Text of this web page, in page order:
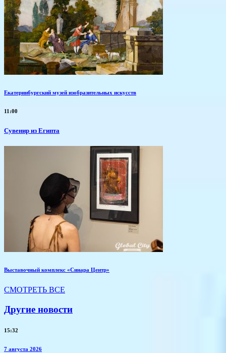
Екатеринбургский музей изобразительных искусств
11:00
Сувенир из Египта
Выставочный комплекс «Синара Центр»
СМОТРЕТЬ ВСЕ
Другие новости
15:32
7 августа 2026